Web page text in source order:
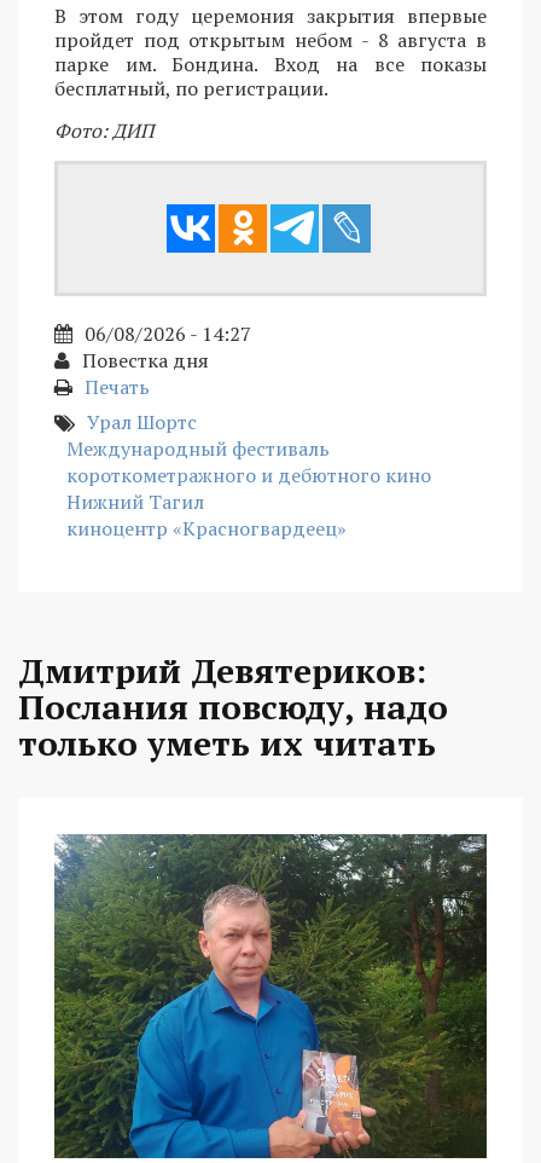
В этом году церемония закрытия впервые
пройдет под открытым небом - 8 августа в
парке им. Бондина. Вход на все показы
бесплатный, по регистрации.
Фото: ДИП
06/08/2026 - 14:27
Повестка дня
Печать
Урал Шортс
Международный фестиваль
короткометражного и дебютного кино
Нижний Тагил
киноцентр «Красногвардеец»
Дмитрий Девятериков:
Послания повсюду, надо
только уметь их читать